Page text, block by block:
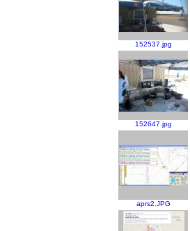
152537.jpg
152647.jpg
aprs2.JPG